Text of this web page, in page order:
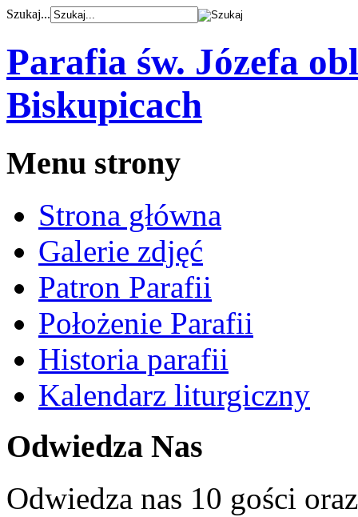
Szukaj...
Parafia św. Józefa
Biskupicach
Menu strony
Strona główna
Galerie zdjęć
Patron Parafii
Położenie Parafii
Historia parafii
Kalendarz liturgiczny
Odwiedza Nas
Odwiedza nas 10 gości